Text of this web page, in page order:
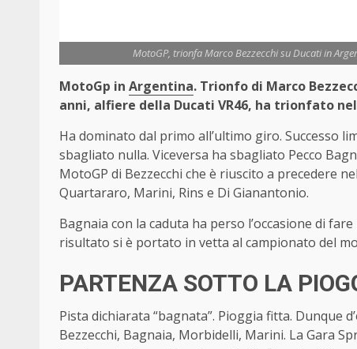
MotoGP, trionfa Marco Bezzecchi su Ducati in
MotoGp in Argentina. Trionfo di Marco
anni, alfiere della Ducati VR46, ha trionfato
Ha dominato dal primo all’ultimo giro. Successo
sbagliato nulla. Viceversa ha sbagliato Pecco
MotoGP di Bezzecchi che è riuscito a precedere
Quartararo, Marini, Rins e Di Gianantonio.
Bagnaia con la caduta ha perso l’occasione di
risultato si è portato in vetta al campionato del
PARTENZA SOTTO LA
Pista dichiarata “bagnata”. Pioggia fitta. Dunque
Bezzecchi, Bagnaia, Morbidelli, Marini. La Gara